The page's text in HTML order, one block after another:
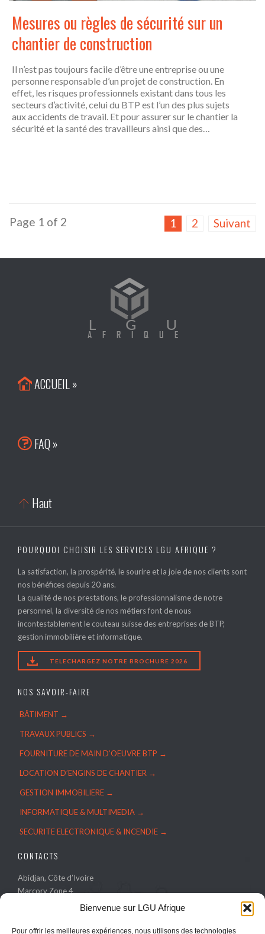
Bienvenue sur LGU Afrique
Pour offrir les meilleures expériences, nous utilisons des technologies
Mesures ou règles de sécurité sur un
chantier de construction
Il n’est pas toujours facile d’être une entreprise ou une
personne responsable d’un projet de construction. En
effet, les risques professionnels existant dans tous les
secteurs d’activité, celui du BTP est l’un des plus sujets
aux accidents de travail. Et pour assurer sur le chantier la
sécurité et la santé des travailleurs ainsi que des…
Page 1 of 2 1 2 Suivant
ACCUEIL »
FAQ »
 Haut
POURQUOI CHOISIR LES SERVICES LGU AFRIQUE ?
La satisfaction, la prospérité, le sourire et la joie de nos clients sont
nos bénéfices depuis 20 ans.
La qualité de nos prestations, le professionnalisme de notre
personnel, la diversité de nos métiers font de nous
incontestablement le couteau suisse des entreprises de BTP,
gestion immobilière et informatique.
 TELECHARGEZ NOTRE BROCHURE 2026
NOS SAVOIR-FAIRE
BÂTIMENT →
TRAVAUX PUBLICS →
FOURNITURE DE MAIN D’OEUVRE BTP →
LOCATION D’ENGINS DE CHANTIER →
GESTION IMMOBILIERE →
INFORMATIQUE & MULTIMEDIA →
SECURITE ELECTRONIQUE & INCENDIE →
CONTACTS
Abidjan, Côte d’Ivoire
Marcory Zone 4
Tel.: (+225) 27 22 27 67 57